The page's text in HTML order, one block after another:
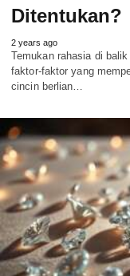
Ditentukan?
2 years ago
Temukan rahasia di
faktor-faktor yang
cincin berlian…